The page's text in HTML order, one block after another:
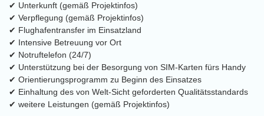
✔ Unterkunft (gemäß Projektinfos)
✔ Verpflegung (gemäß Projektinfos)
✔ Flughafentransfer im Einsatzland
✔ Intensive Betreuung vor Ort
✔ Notruftelefon (24/7)
✔ Unterstützung bei der Besorgung von SIM-Karten fürs Handy
✔ Orientierungsprogramm zu Beginn des Einsatzes
✔ Einhaltung des von Welt-Sicht geforderten Qualitätsstandards
✔ weitere Leistungen (gemäß Projektinfos)